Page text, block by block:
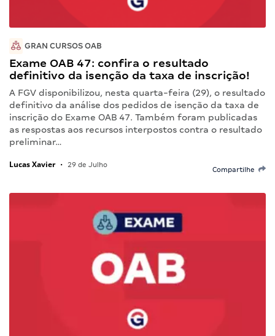
GRAN CURSOS OAB
Exame OAB 47: confira o resultado
definitivo da isenção da taxa de inscrição!
A FGV disponibilizou, nesta quarta-feira (29), o resultado
definitivo da análise dos pedidos de isenção da taxa de
inscrição do Exame OAB 47. Também foram publicadas
as respostas aos recursos interpostos contra o resultado
preliminar…
Lucas Xavier • 29 de Julho
Compartilhe